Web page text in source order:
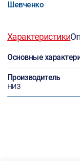
Шевченко
Характеристики
Основные
Производитель
НИЗ